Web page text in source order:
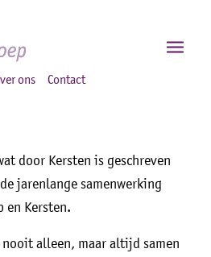
ons Contact
door Kersten is geschreven
jarenlange samenwerking
en Kersten.
alleen, maar altijd samen